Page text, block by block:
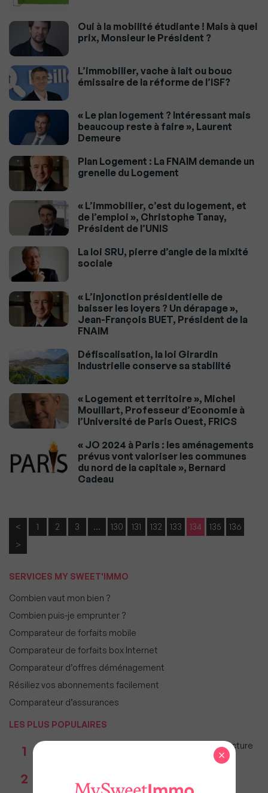
Oui à la mobilité étudiante ! Mais à quel
prix, Monsieur le Président ?
L’immobilier, vache à lait ou bouc
émissaire de la réforme de l’ISF?
« Le plan logement ? Intéressant mais
beaucoup reste à faire », Laurent
Demeure
Plan Logement : La FNAIM demande un
grenelle du Logement
« L’immobilier, c’est du logement, et
de l’emploi », Christophe Tanay,
Président de l’UNIS
La loi SRU, pierre d’angle de la mixité
sociale
« L’injonction présidentielle de
baisser les loyers ? Un dérapage »,
Jean-François BUET, Président de la
FNAIM
Défiscalisation, la loi Girardin
Industrielle conserve sa stabilité
« Logement et territoire », Michel
Mouillart, Professeur d’Economie à
l’Université de Paris Ouest, FRICS
« JO 2024 à Paris : les aménagements
prévus vont valoriser les communes
du nord de la capitale », Bernard
Cadeau
< 1 2 3 … 130 131 132 133 134 135
136
>
SERVICES MY SWEET'IMMO
Combien vaut mon bien ?
Combien puis-je emprunter ?
Comparateur de forfaits mobile
Comparateur de forfaits box Internet
Comparateur d’offres déménagement
Résiliez vos abonnements facilement
Comparateur d’assurances
LES PLUS POPULAIRES
1
Taxe foncière 2026 : Ces grandes villes où la facture
2
millions d'euros de chiffre d'affaires
×